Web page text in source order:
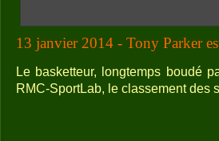
13 janvier 2014 - Tony Parker
Le basketteur, longtemps boudé
RMC-SportLab, le classement des